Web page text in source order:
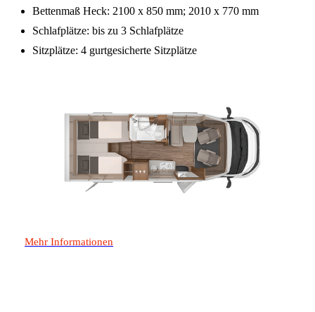
Bettenmaß Heck: 2100 x 850 mm; 2010 x 770 mm
Schlafplätze: bis zu 3 Schlafplätze
Sitzplätze: 4 gurtgesicherte Sitzplätze
Mehr Informationen